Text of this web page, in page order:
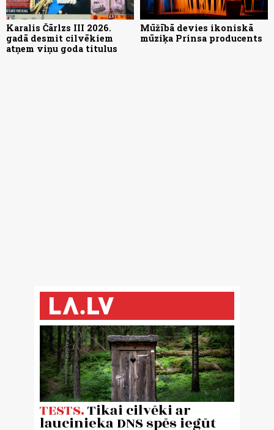
Karalis Čārlzs III 2026.
gadā desmit cilvēkiem
atņem viņu goda titulus
Mūžībā devies ikoniskā
mūziķa Prinsa producents